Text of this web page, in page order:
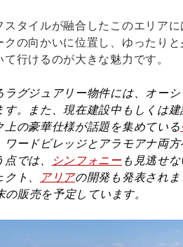
タイルが融合したこのエリア
の向かいに位置し、ゆったり
行けるのが大きな魅力です。
グジュアリー物件には、オー
す。また、現在建設中もしくは
の豪華仕様が話題を集めている
ワードビレッジとアラモアナ両
では、
シンフォニーも見逃せ
ト、
アリアの開発も発表され
販売を予定しています。